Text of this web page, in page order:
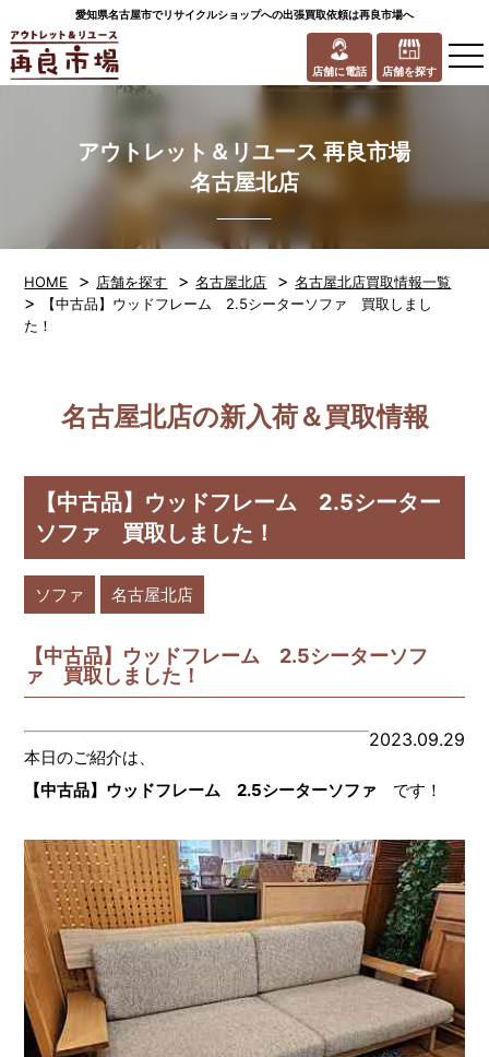
愛知県名古屋市でリサイクルショップへの出張買取依頼は再良市場へ
店舗に電話 店舗を探す
アウトレット＆リユース 再良市場
名古屋北店
HOME > 店舗を探す >名古屋北店 >名古屋北店買取情報一覧
>
【中古品】ウッドフレーム 2.5シーターソファ 買取しまし
た！
名古屋北店の新入荷＆買取情報
【中古品】ウッドフレーム 2.5シーター
ソファ 買取しました！
ソファ 名古屋北店
【中古品】ウッドフレーム 2.5シーターソフ
ァ 買取しました！
2023.09.29
本日のご紹介は、
【中古品】ウッドフレーム 2.5シーターソファ です！